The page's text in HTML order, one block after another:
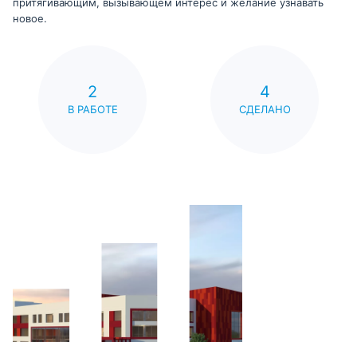
притягивающим, вызывающем интерес и желание узнавать
новое.
2
В РАБОТЕ
4
СДЕЛАНО